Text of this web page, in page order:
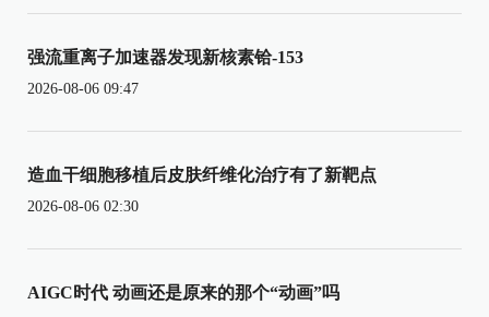
强流重离子加速器发现新核素铪-153
2026-08-06 09:47
造血干细胞移植后皮肤纤维化治疗有了新靶点
2026-08-06 02:30
AIGC时代 动画还是原来的那个“动画”吗